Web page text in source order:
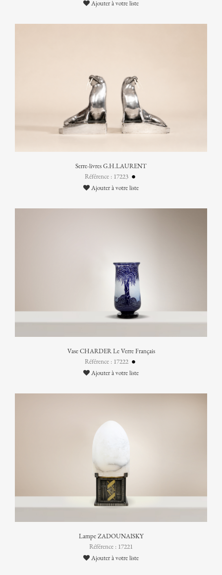
Ajouter à votre liste
Serre-livres G.H.LAURENT
Référence : 17223
Ajouter à votre liste
Vase CHARDER Le Verre Français
Référence : 17222
Ajouter à votre liste
Lampe ZADOUNAISKY
Référence : 17221
Ajouter à votre liste